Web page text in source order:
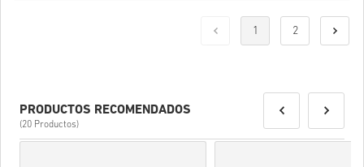
1 2
PRODUCTOS RECOMENDADOS
(20 Productos)